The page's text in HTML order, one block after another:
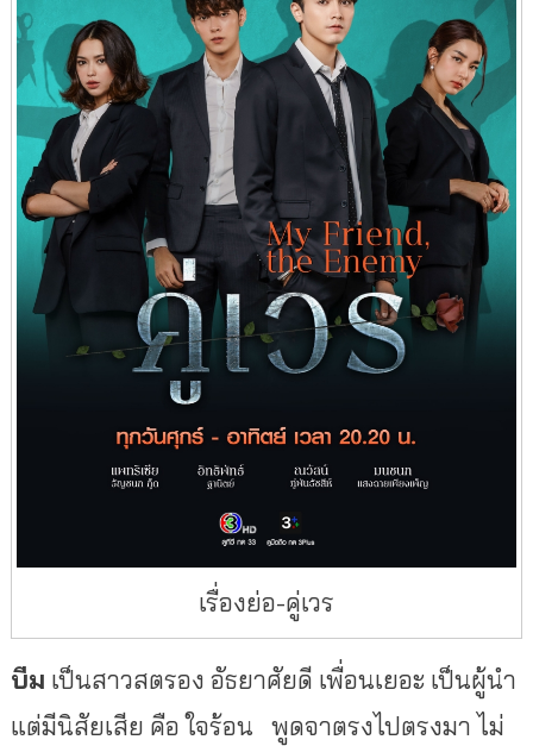
เรื่องย่อ-คู่เวร
บีม เป็นสาวสตรอง อัธยาศัยดี เพื่อนเยอะ เป็นผู้นำ
แต่มีนิสัยเสีย คือ ใจร้อน
พูดจาตรงไปตรงมา ไม่